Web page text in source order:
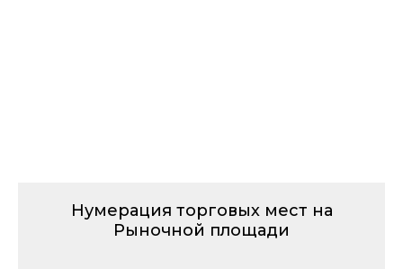
Нумерация торговых мест на
Рыночной площади